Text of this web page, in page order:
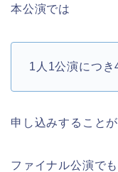
本公演では
1人1公演につき
申し込みすること
ファイナル公演で